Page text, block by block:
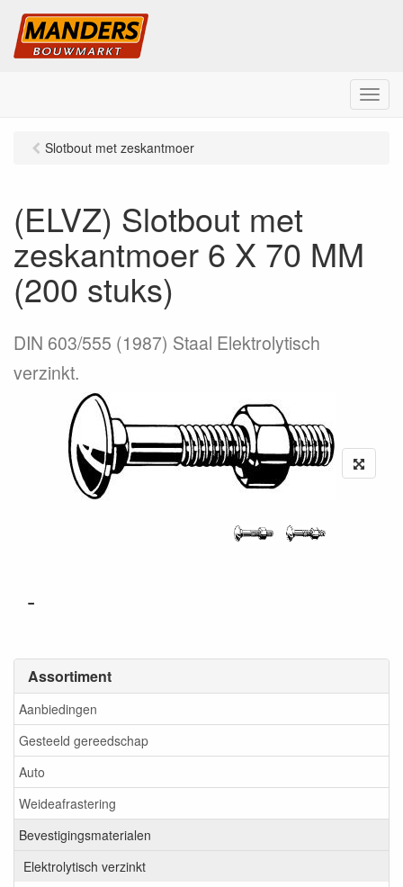
M
e
Assortiment
Aanbiedingen
Gesteeld gereedschap
Auto
Weideafrastering
Bevestigingsmaterialen
Elektrolytisch verzinkt
Slotbout met zeskantmoer
(ELVZ) Slotbout met
zeskantmoer 6 X 70 MM
(200 stuks)
DIN 603/555 (1987) Staal Elektrolytisch
verzinkt.
-